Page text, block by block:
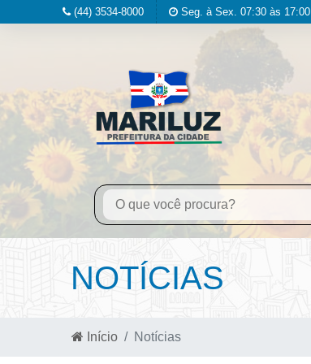
(44) 3534-8000 Seg. à Sex. 07:30 às 17:00
NOTÍCIAS
Início Notícias